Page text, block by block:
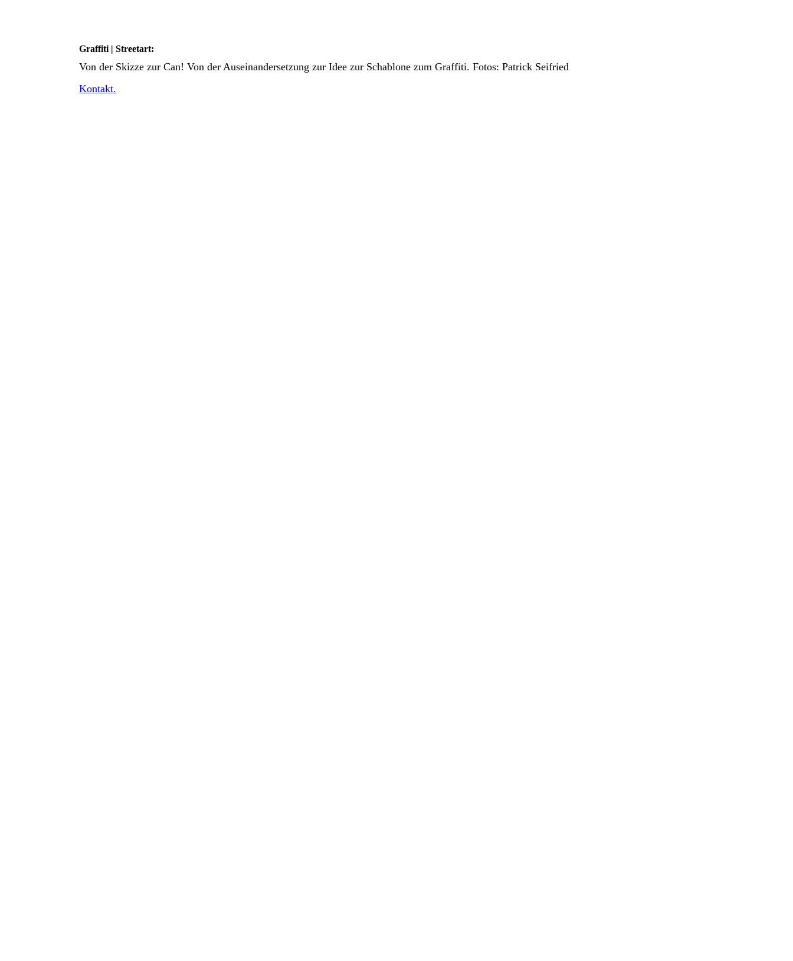
Graffiti | Streetart:
Von der Skizze zur Can! Von der Auseinandersetzung zur Idee zur Schablone zum Graffiti. Fotos: Patrick Seifried
Kontakt.